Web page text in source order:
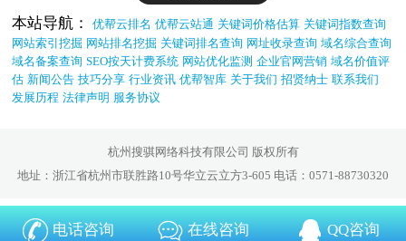
本站导航：
优帮云排名 优帮云站通 关键词价格估算 关键词指数查询
网站索引挖掘 网站排名挖掘 关键词排名查询 网址收录查询 域名综合查询
域名备案查询 SEO按天计费系统 网站优化监测 企业官网营销 域名价值评
估 新闻公告 技巧分享 行业资讯 优帮智库 关于我们 招贤纳士 联系我们
发展历程 法律声明 服务协议
杭州搜骐网络科技有限公司 版权所有
地址：浙江省杭州市联胜路10号华立云立方3-605 电话：0571-88730320
电话咨询 在线咨询 QQ咨询